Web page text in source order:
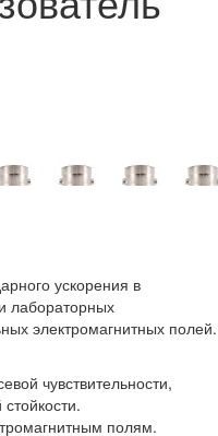
ускорения в
лабораторных
электромагнитных полей.
чувствительности,
полям.